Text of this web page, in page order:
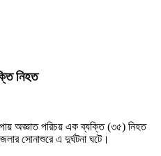
নিহত
অজ্ঞাত পরিচয় এক ব্যক্তি (৩৫) নিহত
সোনাশুরে এ দুর্ঘটনা ঘটে।